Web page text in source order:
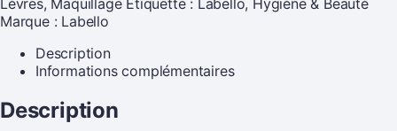
Marque : Labello
Description
Informations complémentaires
Description